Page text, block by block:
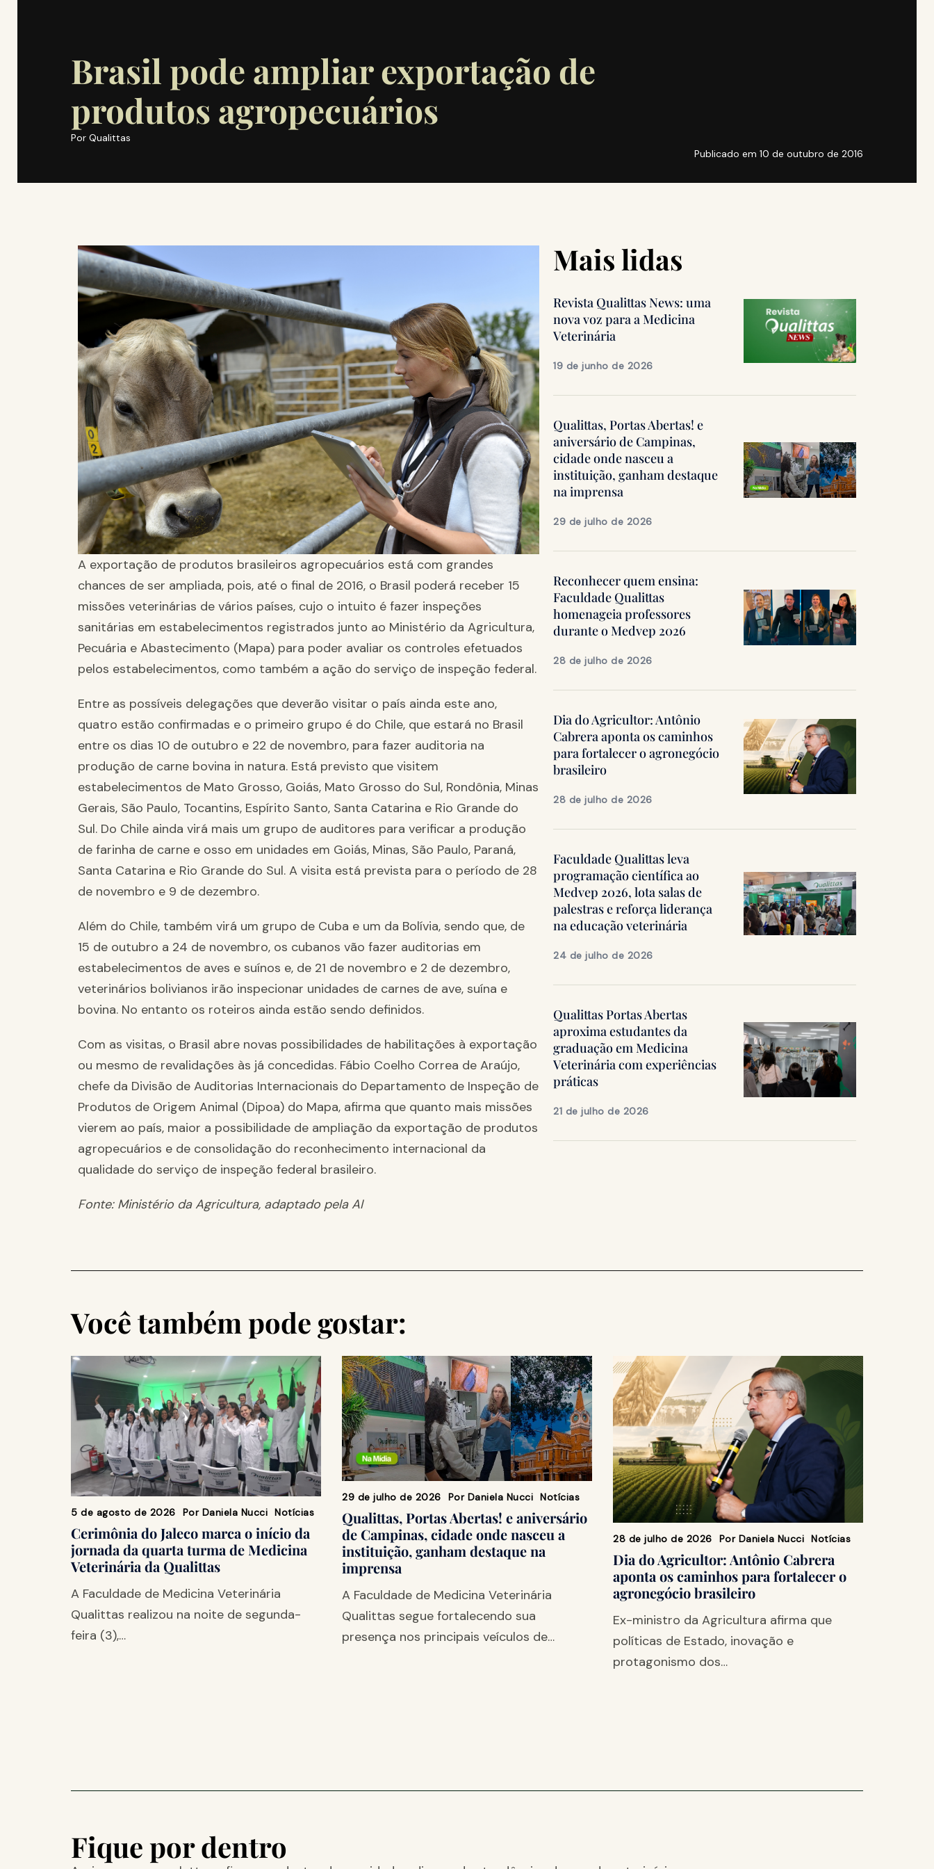
Brasil pode ampliar exportação de
produtos agropecuários
Por Qualittas
Publicado em 10 de outubro de 2016
A exportação de produtos brasileiros agropecuários está com grandes
chances de ser ampliada, pois, até o final de 2016, o Brasil poderá receber 15
missões veterinárias de vários países, cujo o intuito é fazer inspeções
sanitárias em estabelecimentos registrados junto ao Ministério da Agricultura,
Pecuária e Abastecimento (Mapa) para poder avaliar os controles efetuados
pelos estabelecimentos, como também a ação do serviço de inspeção federal.
Entre as possíveis delegações que deverão visitar o país ainda este ano,
quatro estão confirmadas e o primeiro grupo é do Chile, que estará no Brasil
entre os dias 10 de outubro e 22 de novembro, para fazer auditoria na
produção de carne bovina in natura. Está previsto que visitem
estabelecimentos de Mato Grosso, Goiás, Mato Grosso do Sul, Rondônia, Minas
Gerais, São Paulo, Tocantins, Espírito Santo, Santa Catarina e Rio Grande do
Sul. Do Chile ainda virá mais um grupo de auditores para verificar a produção
de farinha de carne e osso em unidades em Goiás, Minas, São Paulo, Paraná,
Santa Catarina e Rio Grande do Sul. A visita está prevista para o período de 28
de novembro e 9 de dezembro.
Além do Chile, também virá um grupo de Cuba e um da Bolívia, sendo que, de
15 de outubro a 24 de novembro, os cubanos vão fazer auditorias em
estabelecimentos de aves e suínos e, de 21 de novembro e 2 de dezembro,
veterinários bolivianos irão inspecionar unidades de carnes de ave, suína e
bovina. No entanto os roteiros ainda estão sendo definidos.
Com as visitas, o Brasil abre novas possibilidades de habilitações à exportação
ou mesmo de revalidações às já concedidas. Fábio Coelho Correa de Araújo,
chefe da Divisão de Auditorias Internacionais do Departamento de Inspeção de
Produtos de Origem Animal (Dipoa) do Mapa, afirma que quanto mais missões
vierem ao país, maior a possibilidade de ampliação da exportação de produtos
agropecuários e de consolidação do reconhecimento internacional da
qualidade do serviço de inspeção federal brasileiro.
Fonte: Ministério da Agricultura, adaptado pela AI
Mais lidas
Revista Qualittas News: uma
nova voz para a Medicina
Veterinária
19 de junho de 2026
Qualittas, Portas Abertas! e
aniversário de Campinas,
cidade onde nasceu a
instituição, ganham destaque
na imprensa
29 de julho de 2026
Reconhecer quem ensina:
Faculdade Qualittas
homenageia professores
durante o Medvep 2026
28 de julho de 2026
Dia do Agricultor: Antônio
Cabrera aponta os caminhos
para fortalecer o agronegócio
brasileiro
28 de julho de 2026
Faculdade Qualittas leva
programação científica ao
Medvep 2026, lota salas de
palestras e reforça liderança
na educação veterinária
24 de julho de 2026
Qualittas Portas Abertas
aproxima estudantes da
graduação em Medicina
Veterinária com experiências
práticas
21 de julho de 2026
Você também pode gostar:
5 de agosto de 2026 Por Daniela Nucci Notícias
Cerimônia do Jaleco marca o início da
jornada da quarta turma de Medicina
Veterinária da Qualittas
A Faculdade de Medicina Veterinária
Qualittas realizou na noite de segunda-
feira (3),…
29 de julho de 2026 Por Daniela Nucci Notícias
Qualittas, Portas Abertas! e aniversário
de Campinas, cidade onde nasceu a
instituição, ganham destaque na
imprensa
A Faculdade de Medicina Veterinária
Qualittas segue fortalecendo sua
presença nos principais veículos de…
28 de julho de 2026 Por Daniela Nucci Notícias
Dia do Agricultor: Antônio Cabrera
aponta os caminhos para fortalecer o
agronegócio brasileiro
Ex-ministro da Agricultura afirma que
políticas de Estado, inovação e
protagonismo dos…
Fique por dentro